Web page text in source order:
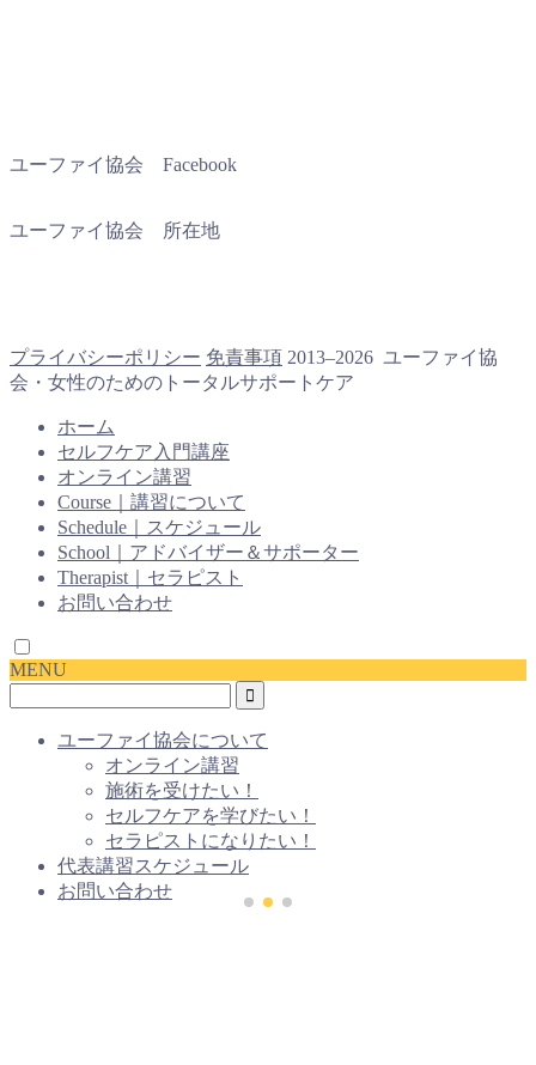
ユーファイ協会 Facebook
ユーファイ協会 所在地
プライバシーポリシー 免責事項 2013–2026 ユーファイ協
会・女性のためのトータルサポートケア
ホーム
セルフケア入門講座
オンライン講習
Course｜講習について
Schedule｜スケジュール
School｜アドバイザー＆サポーター
Therapist｜セラピスト
お問い合わせ
MENU
ユーファイ協会について
オンライン講習
施術を受けたい！
セルフケアを学びたい！
セラピストになりたい！
代表講習スケジュール
お問い合わせ